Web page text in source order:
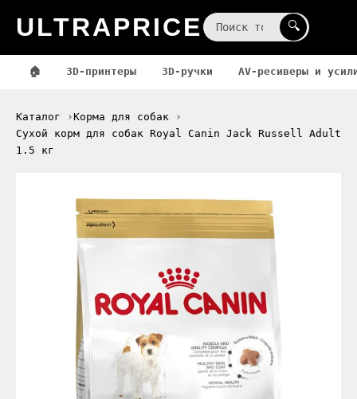
ULTRAPRICE 🔍
🏠 3D-принтеры 3D-ручки AV-ресиверы и
Каталог
Корма для собак
Сухой корм для собак Royal Canin Jack Russell Adult
1.5 кг